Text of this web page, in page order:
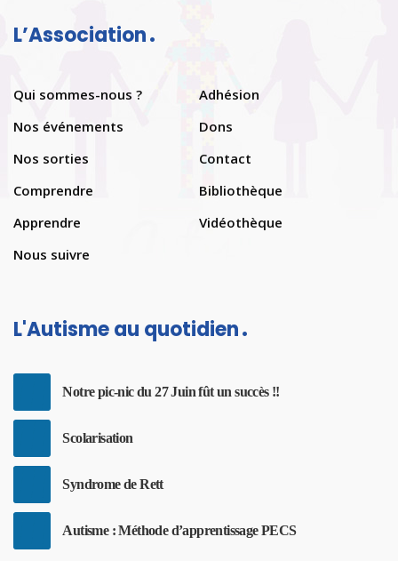
L’Association
Qui sommes-nous ?
Nos événements
Nos sorties
Comprendre
Apprendre
Nous suivre
Adhésion
Dons
Contact
Bibliothèque
Vidéothèque
L'Autisme au quotidien
Notre pic-nic du 27 Juin fût un succès !!
Scolarisation
Syndrome de Rett
Autisme : Méthode d’apprentissage PECS